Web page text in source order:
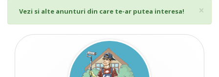
×
Vezi si alte anunturi din care te-ar putea interesa!